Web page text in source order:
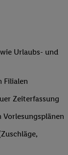
Urlaubs- und
Filialen
Zeiterfassung
Vorlesungsplänen